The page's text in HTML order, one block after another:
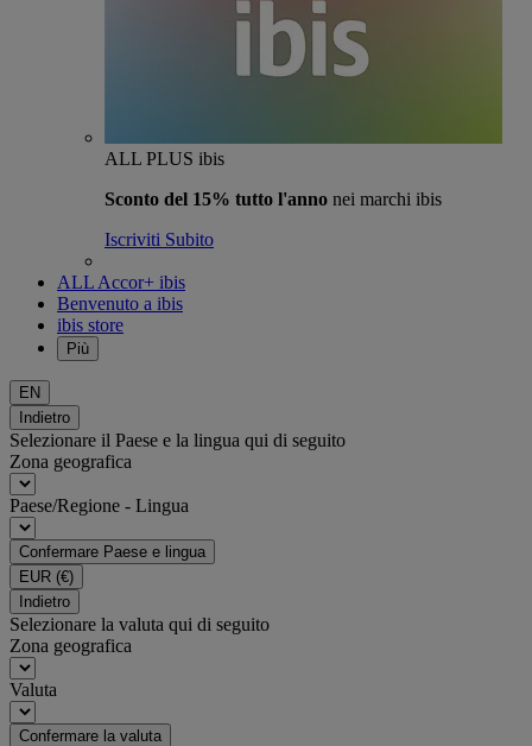
ALL PLUS ibis
Sconto del 15% tutto l'anno nei marchi ibis
Iscriviti Subito
ALL Accor+ ibis
Benvenuto a ibis
ibis store
Più
EN
Indietro
Selezionare il Paese e la lingua qui di seguito
Zona geografica
Paese/Regione - Lingua
Confermare Paese e lingua
EUR (€)
Indietro
Selezionare la valuta qui di seguito
Zona geografica
Valuta
Confermare la valuta